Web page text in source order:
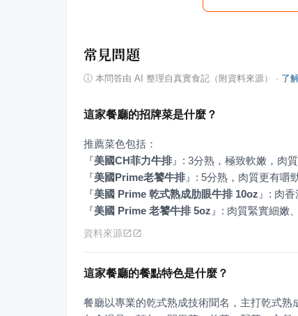
常見問題
ⓘ 本問答由 AI 整理自真實食記（附資料來源） · 了
這家餐廳的招牌菜是什麼？
『美國CH菲力牛排』
『美國Prime老饕牛排』
『美國 Prime 乾式熟成肋眼牛排 10oz 』
『美國 Prime 老饕牛排 5oz 』 : 肉質緊實細嫩
資料來源
這家餐廳的餐點特色是什麼？
餐廳以專業的乾式熟成技術聞名，主打乾式